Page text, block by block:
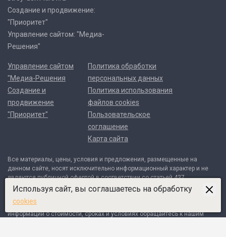
Создание и продвижение:
"Приоритет"
Управление сайтом: "Медиа-
Решения"
Управление сайтом
"Медиа-Решения
Создание и
продвижение
"Приоритет"
Политика обработки
персональных данных
Политика использования
файлов cookies
Пользовательское
соглашение
Карта сайта
Все материалы, цены, условия и предложения, размещенные на
данном сайте, носят исключительно информационный характер и не
являются публичной офертой в соответствии со статьей 437
Гражданского кодекса Российской Федерации. Договор может быть
и оформляется в письменном виде. Для получения точной
информации о стоимости, сроках и условиях обращайтесь к нашим
Используя сайт, вы соглашаетесь на обработку
cookies